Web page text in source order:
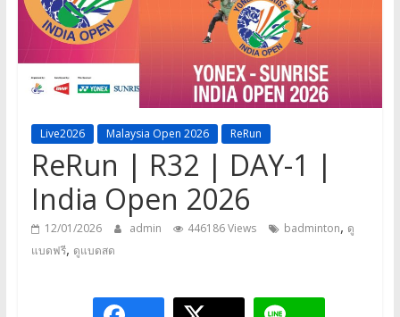
a
game,
my
life
Live2026 Malaysia Open 2026 ReRun
ReRun | R32 | DAY-1 |
India Open 2026
12/01/2026 admin 446186 Views badminton, ดู
แบดฟรี, ดูแบดสด